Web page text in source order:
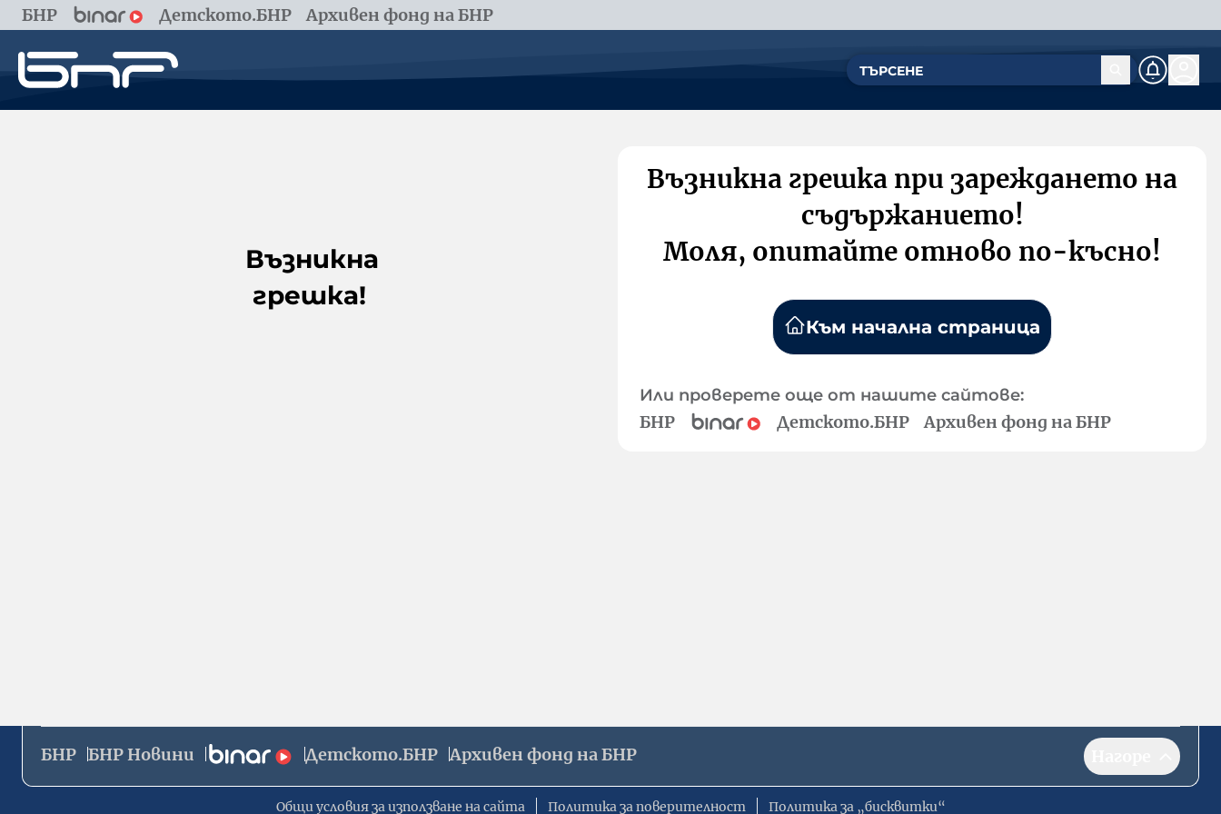
БНР Детското.БНР Архивен фонд на БНР
Възникна
грешка!
Възникна грешка при зареждането на
съдържанието!
Моля, опитайте отново по-късно!
Към начална страница
Или проверете още от нашите сайтове:
БНР Детското.БНР Архивен фонд на БНР
БНР БНР Новини Детското.БНР Архивен фонд на БНР
Общи условия за използване на сайта Политика за поверителност Политика за „бисквитки“